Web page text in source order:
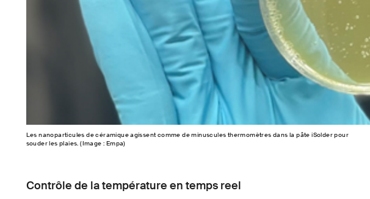
Les nanoparticules de céramique agissent comme de minuscules thermomètres dans la pâte iSolder pour
souder les plaies. (Image : Empa)
Contrôle de la température en temps reel